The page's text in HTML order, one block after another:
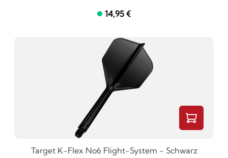
14,95 €
Target K-Flex No6 Flight-System - Schwarz